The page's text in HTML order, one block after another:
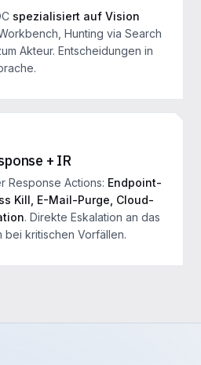
spezialisiert auf Vision
Hunting via Search
Akteur. Entscheidungen in
+ IR
Response Actions: Endpoint-
Kill, E-Mail-Purge, Cloud-
. Direkte Eskalation an das
bei kritischen Vorfällen.